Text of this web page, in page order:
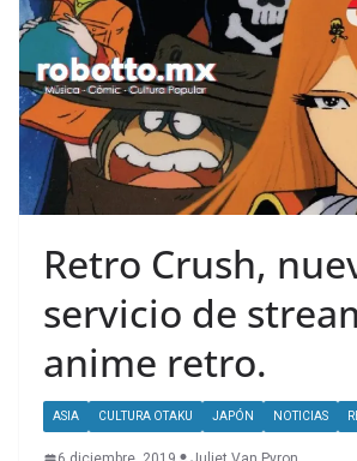
Retro Crush,
servicio de
anime retro.
ASIA CULTURA OTAKU JAPÓN NOTICIAS